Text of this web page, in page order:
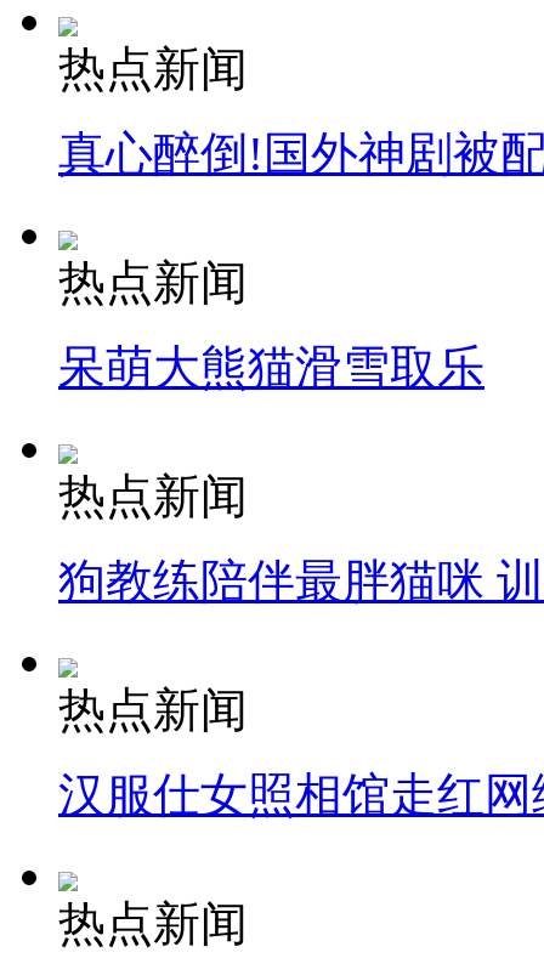
热点新闻
真心醉倒!国外神剧被
热点新闻
呆萌大熊猫滑雪取乐
热点新闻
狗教练陪伴最胖猫咪
热点新闻
汉服仕女照相馆走红网
热点新闻